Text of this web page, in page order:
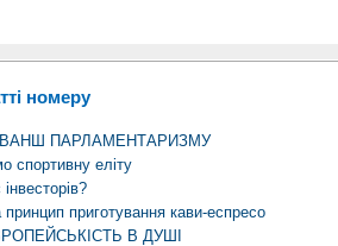
номеру
ПАРЛАМЕНТАРИЗМУ
спортивну еліту
принцип приготування кави-еспресо
В ДУШІ